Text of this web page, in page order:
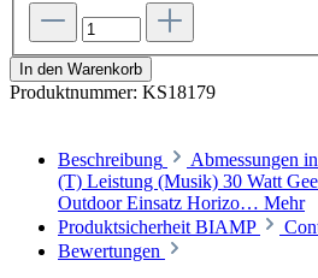
In den Warenkorb
Produktnummer: KS18179
Beschreibung
Abmessungen
(T) Leistung (Musik) 30 Watt
Outdoor Einsatz Horizo… Mehr
Produktsicherheit BIAMP
Bewertungen